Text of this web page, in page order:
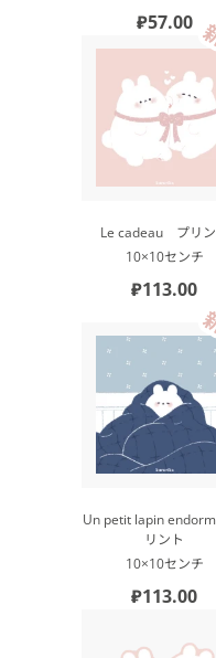
₽57.00
Le cadeau プリン
10×10センチ
₽113.00
Un petit lapin
リント
10×10センチ
₽113.00